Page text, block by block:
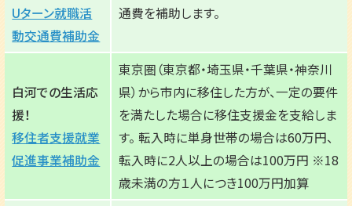
Uターン就職活
動交通費補助金
通費を補助します。
白河での生活応
援！
移住者支援就業
促進事業補助金
東京圏（東京都・埼玉県・千葉県・神奈川
県）から市内に移住した方が、一定の要件
を満たした場合に移住支援金を支給しま
す。 転入時に単身世帯の場合は60万円、
転入時に2人以上の場合は100万円 ※18
歳未満の方１人につき100万円加算